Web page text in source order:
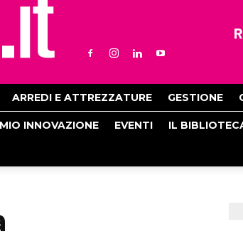
ARREDI E ATTREZZATURE GESTIONE
INNOVAZIONE EVENTI IL